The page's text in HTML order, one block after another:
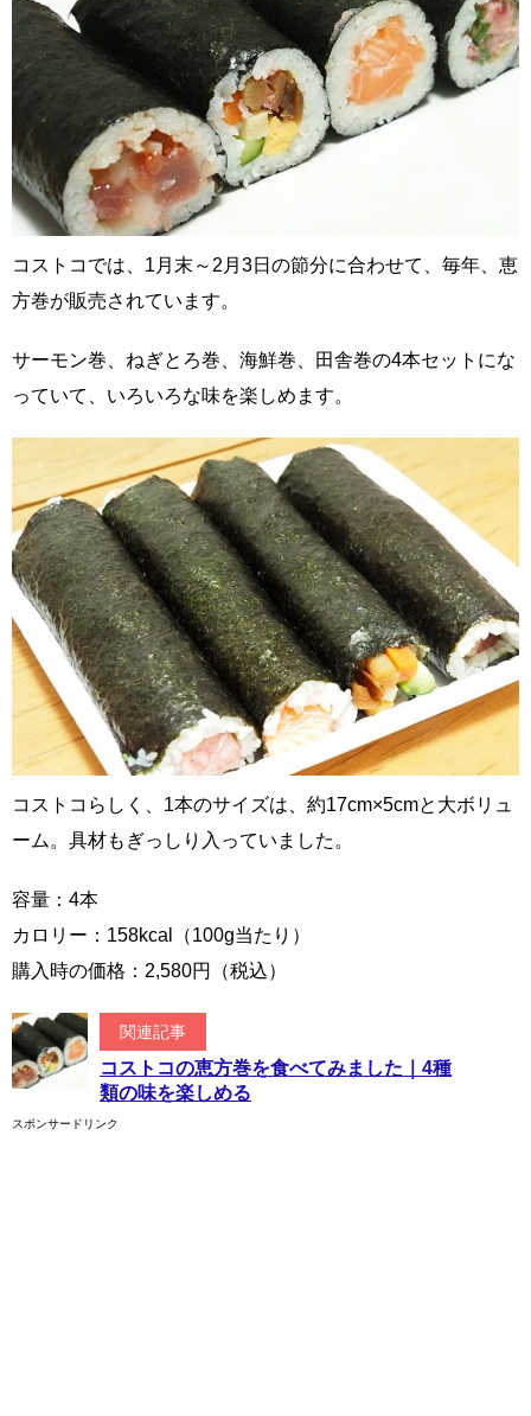
コストコでは、1月末～2月3日の節分に合わせて、毎年、恵
方巻が販売されています。
サーモン巻、ねぎとろ巻、海鮮巻、田舎巻の4本セットにな
っていて、いろいろな味を楽しめます。
コストコらしく、1本のサイズは、約17cm×5cmと大ボリュ
ーム。具材もぎっしり入っていました。
容量：4本
カロリー：158kcal（100g当たり）
購入時の価格：2,580円（税込）
関連記事
コストコの恵方巻を食べてみました｜4種
類の味を楽しめる
スポンサードリンク